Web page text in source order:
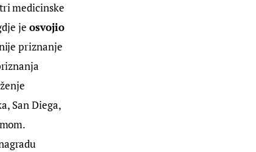
medicinske
je osvojio
priznanje
San Diega,